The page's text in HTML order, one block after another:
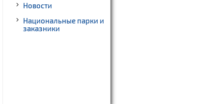
Новости
Национальные парки и
заказники